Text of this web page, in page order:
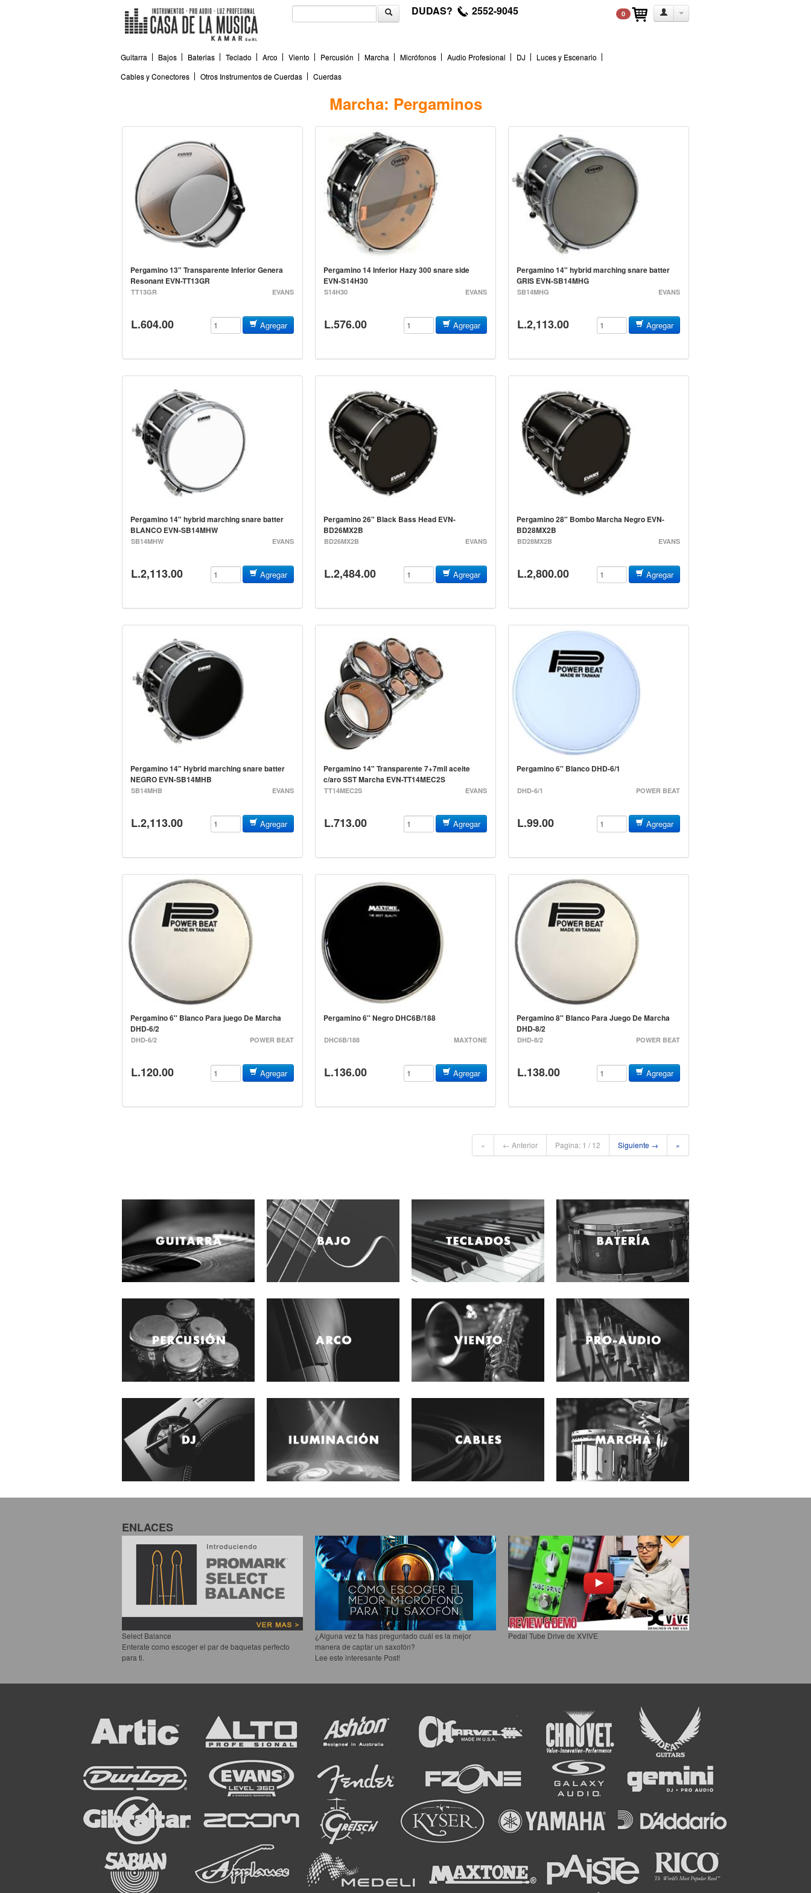
DUDAS? 2552-9045 0
Guitarra Bajos Baterias Teclado Arco Viento Percusión Marcha Micrófonos Audio Profesional DJ
Luces y Escenario
Cables y Conectores
Otros Instrumentos de Cuerdas Cuerdas
Marcha: Pergaminos
Pergamino 13" Transparente Inferior Genera
Resonant EVN-TT13GR
TT13GR EVANS
L.604.00 Agregar
Pergamino 14 Inferior Hazy 300 snare side
EVN-S14H30
S14H30 EVANS
L.576.00 Agregar
Pergamino 14" hybrid marching snare batter
GRIS EVN-SB14MHG
SB14MHG EVANS
L.2,113.00 Agregar
Pergamino 14" hybrid marching snare batter
BLANCO EVN-SB14MHW
SB14MHW EVANS
L.2,113.00 Agregar
Pergamino 26" Black Bass Head EVN-
BD26MX2B
BD26MX2B EVANS
L.2,484.00 Agregar
Pergamino 28" Bombo Marcha Negro EVN-
BD28MX2B
BD28MX2B EVANS
L.2,800.00 Agregar
Pergamino 14" Hybrid marching snare batter
NEGRO EVN-SB14MHB
SB14MHB EVANS
L.2,113.00 Agregar
Pergamino 14" Transparente 7+7mil aceite
c/aro SST Marcha EVN-TT14MEC2S
TT14MEC2S EVANS
L.713.00 Agregar
Pergamino 6'' Blanco DHD-6/1
DHD-6/1 POWER BEAT
L.99.00 Agregar
Pergamino 6'' Blanco Para juego De Marcha
DHD-6/2
DHD-6/2 POWER BEAT
L.120.00 Agregar
Pergamino 6'' Negro DHC6B/188
DHC6B/188 MAXTONE
L.136.00 Agregar
Pergamino 8'' Blanco Para Juego De Marcha
DHD-8/2
DHD-8/2 POWER BEAT
L.138.00 Agregar
« ← Anterior Pagina: 1 / 12 Siguiente → »
ENLACES
Select Balance
Enterate como escoger el par de baquetas perfecto
para ti.
¿Alguna vez ta has preguntado cuál es la mejor
manera de captar un saxofón?
Lee este interesante Post!
Pedal Tube Drive de XVIVE